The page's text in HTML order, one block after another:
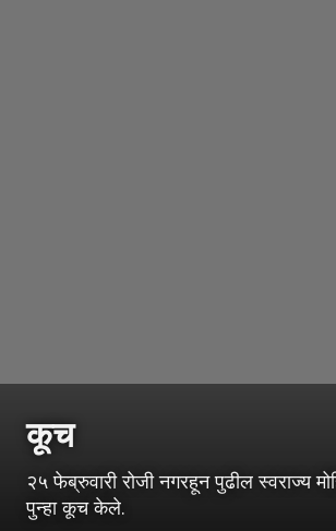
कूच
२५ फेब्रुवारी रोजी नगरहून पुढील स्वराज्य
पुन्हा कूच केले.